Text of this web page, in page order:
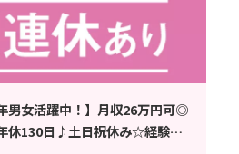
男女活躍中！】月収26万円可◎
休130日♪土日祝休み☆経験者